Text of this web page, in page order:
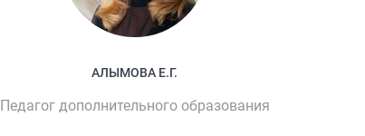
АЛЫМОВА Е.Г.
Педагог дополнительного образования